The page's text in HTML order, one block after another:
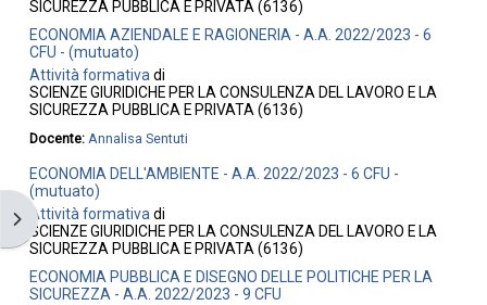
Apri il cassetto del blocco
SICUREZZA PUBBLICA E PRIVATA (6136)
ECONOMIA AZIENDALE E RAGIONERIA - A.A. 2022/2023 - 6
CFU - (mutuato)
Attività formativadi
SCIENZE GIURIDICHE PER LA CONSULENZA DEL LAVORO E LA
SICUREZZA PUBBLICA E PRIVATA (6136)
Docente:Annalisa Sentuti
ECONOMIA DELL'AMBIENTE - A.A. 2022/2023 - 6 CFU -
(mutuato)
Attività formativadi
SCIENZE GIURIDICHE PER LA CONSULENZA DEL LAVORO E LA
SICUREZZA PUBBLICA E PRIVATA (6136)
ECONOMIA PUBBLICA E DISEGNO DELLE POLITICHE PER LA
SICUREZZA - A.A. 2022/2023 - 9 CFU